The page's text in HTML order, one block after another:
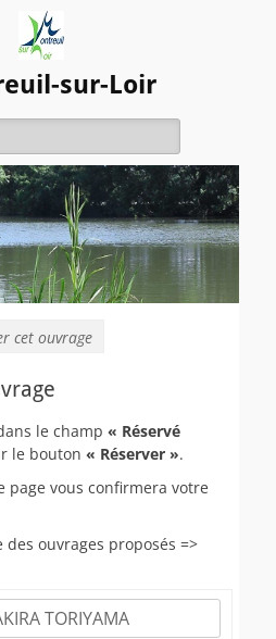
sur-Loir
cet ouvrage
le champ « Réservé
le bouton « Réserver ».
page vous confirmera votre
ouvrages proposés =>